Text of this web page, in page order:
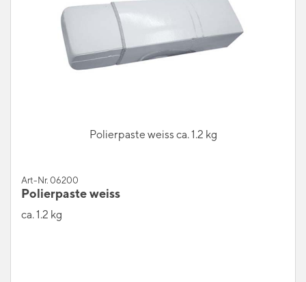
Polierpaste weiss ca. 1.2 kg
Art-Nr. 06200
Polierpaste weiss
ca. 1.2 kg